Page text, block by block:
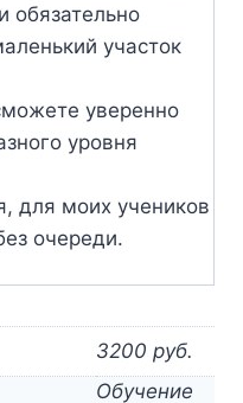
обязательно
участок
уверенно
уровня
для моих учеников
очереди.
3200 руб.
Обучение